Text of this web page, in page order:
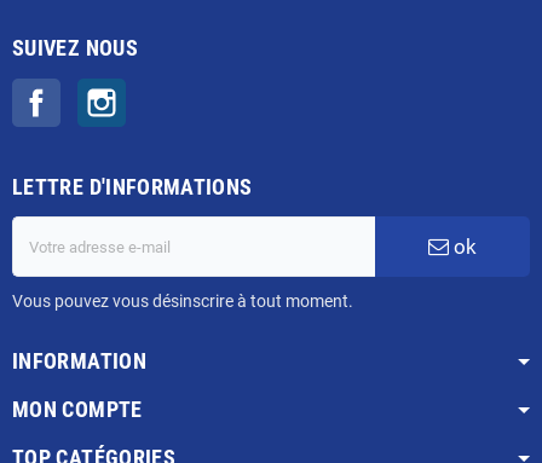
SUIVEZ NOUS
Facebook
LETTRE D'INFORMATIONS
ok
Vous pouvez vous désinscrire à tout moment.
INFORMATION
MON COMPTE
TOP CATÉGORIES